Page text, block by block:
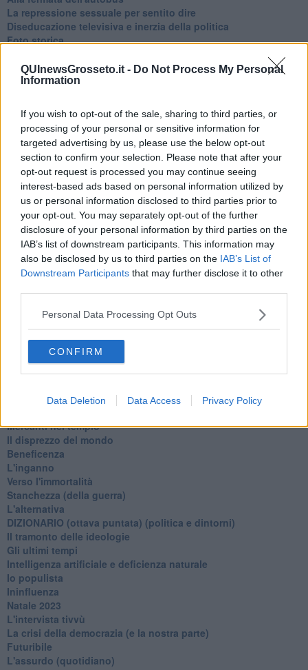
QUInewsGrosseto.it - Do Not Process My Personal
Information
If you wish to opt-out of the sale, sharing to third parties, or
processing of your personal or sensitive information for
targeted advertising by us, please use the below opt-out
section to confirm your selection. Please note that after your
opt-out request is processed you may continue seeing
interest-based ads based on personal information utilized by
us or personal information disclosed to third parties prior to
your opt-out. You may separately opt-out of the further
disclosure of your personal information by third parties on the
IAB’s list of downstream participants. This information may
also be disclosed by us to third parties on the IAB’s List of
Downstream Participants that may further disclose it to other
Personal Data Processing Opt Outs
CONFIRM
Data Deletion Data Access Privacy Policy
La repressione sessuale per sentito dire
Diseducazione televisiva e inerzia della politica
Foto storica
Nostalgia del sangue blu
Teste calde
Armiamoci e... avviatevi
Da Capodanno a Carnevale
Schizzi di fango
Sor-riso amaro
Fine anno al ristorante
La festa di Capodanno
Natale 2024
Re e regnanti
A noi interessa il dito non la luna
Come rubare allo stato e vivere felici
Una performance
Il compagno
​Io (allo specchio)
La virtù del non fare
Il giorno dei saldi
L'ultimo post
Leggendo l'Eneide
​(In)sicurezza stradale
Un calcio alla finzione
Mercanti nel tempio
Il disprezzo del mondo
Beneficenza
L'inganno
Verso l'immortalità
Stanchezza (della guerra)
L'alternativa
​DIZIONARIO (ottava puntata) (politica e dintorni)
Il tramonto delle ideologie
Gli ultimi tempi
Intelligenza artificiale e deficienza naturale
Io populista
Ininfluenza
Natale 2023
L'intervista tivvù
La crisi della democrazia (e la nostra parte)
Futuribile
L'assurdo (quotidiano)